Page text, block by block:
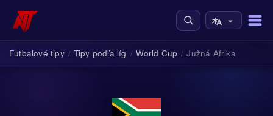
Futbalové tipy / Tipy podľa líg / World Cup / Južná Afrika